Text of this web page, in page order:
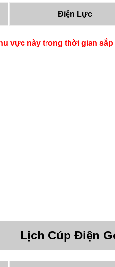
Điện Lực
vực này trong thời gian sắp
Lịch Cúp Điện